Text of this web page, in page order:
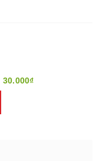
30.000₫